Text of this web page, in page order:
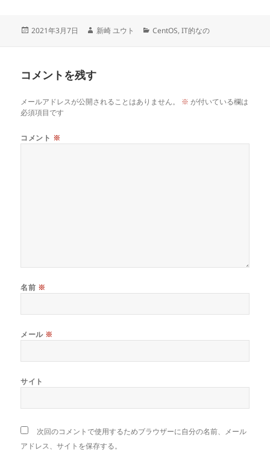
投
2021年3月7日
作
新崎 ユウト
カ
CentOS,IT的なの
コメントを残す
メールアドレスが公開されることはありません。 ※ が付いている欄は
必須項目です
コメント ※
名前 ※
メール ※
サイト
次回のコメントで使用するためブラウザーに自分の名前、メール
アドレス、サイトを保存する。